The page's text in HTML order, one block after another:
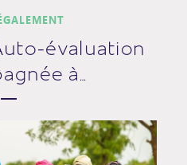
évaluation
à…